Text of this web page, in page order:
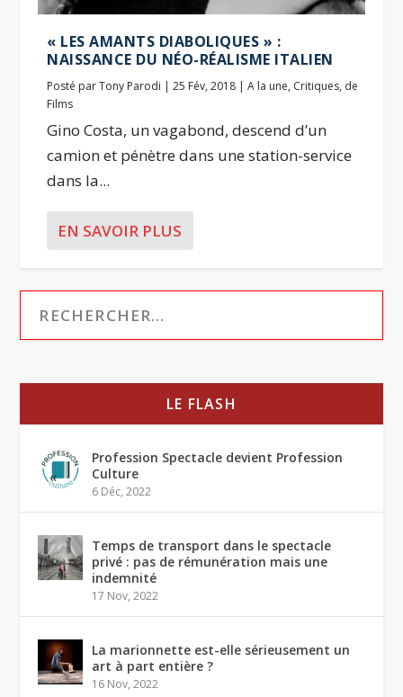
« LES AMANTS DIABOLIQUES » :
NAISSANCE DU NÉO-RÉALISME ITALIEN
Posté parTony Parodi |25 Fév, 2018 |A la une, Critiques, de
Films
Gino Costa, un vagabond, descend d’un
camion et pénètre dans une station-service
dans la...
EN SAVOIR PLUS
LE FLASH
Profession Spectacle devient Profession
Culture
6 Déc, 2022
Temps de transport dans le spectacle
privé : pas de rémunération mais une
indemnité
17 Nov, 2022
La marionnette est-elle sérieusement un
art à part entière ?
16 Nov, 2022